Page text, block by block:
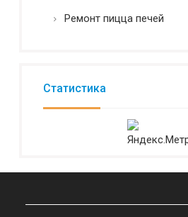
Ремонт пицца печей
Статистика